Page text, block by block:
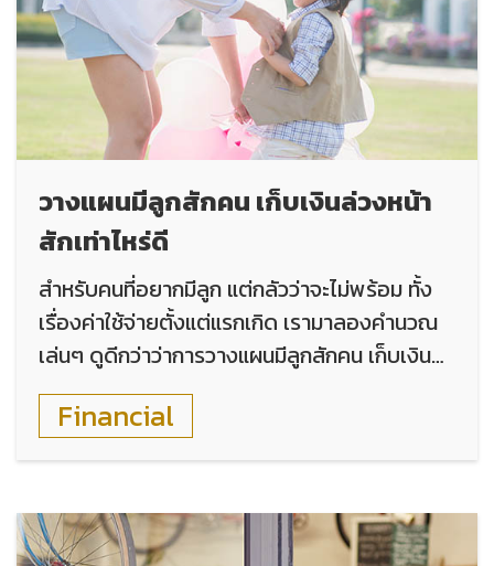
วางแผนมีลูกสักคน เก็บเงินล่วงหน้า
สักเท่าไหร่ดี
สำหรับคนที่อยากมีลูก แต่กลัวว่าจะไม่พร้อม ทั้ง
เรื่องค่าใช้จ่ายตั้งแต่แรกเกิด เรามาลองคำนวณ
เล่นๆ ดูดีกว่าว่าการวางแผนมีลูกสักคน เก็บเงิน
ล่วงหน้าสักเท่าไหร่ดี
Financial